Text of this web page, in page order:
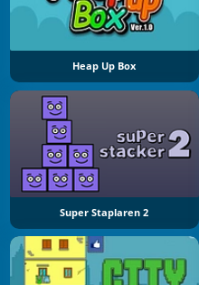
Heap Up Box
Super Staplaren 2